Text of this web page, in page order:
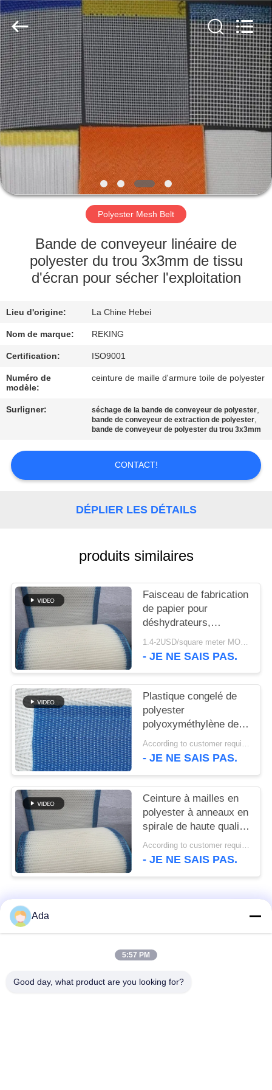
MAISON
PRODUITS
AU
SUJET
DE
NOUS
VISITE
D'USINE
DE
QUALITÉ
CONTACTEZ-
NOUS
NOUVELLES
DEMANDEZ
CITATION
SITE
PRIVACY
POLICY
Hebei
Reking
Wire
Mesh
Co.,Ltd.
All
Rights
Reserved.
Polyester Mesh Belt
Bande de conveyeur linéaire de
polyester du trou 3x3mm de tissu
d'écran pour sécher l'exploitation
Lieu d'origine: La Chine Hebei
Nom de marque: REKING
Certification: ISO9001
Numéro de
modèle:
ceinture de maille d'armure toile de polyester
Surligner: séchage de la bande de conveyeur de polyester,
bande de conveyeur de extraction de polyester,
bande de conveyeur de polyester du trou 3x3mm
CONTACT!
DÉPLIER LES DÉTAILS
produits similaires
Faisceau de fabrication
de papier pour
déshydrateurs,
faisceau en polyester,
bande de faisceau de
1.4-2USD/square meter MOQ:meetr 1square
- JE NE SAIS PAS.
Plastique congelé de
polyester
polyoxyméthylène de
qualité alimentaire,
maillage modulaire en
bande de séchoir à
entraînement plat
According to customer requirements MOQ:1 mètre
- JE NE SAIS PAS.
Ceinture à mailles en
polyester à anneaux en
spirale de haute qualité
100% polyester
filtrage, ceinture à
According to customer requirements MOQ:1 mètre
- JE NE SAIS PAS.
Catégories populaires
Ceinture en spirale de
Ada
5:57 PM
Good day, what product are you looking for?